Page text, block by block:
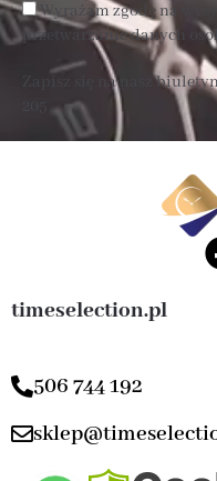
Wyrażam zgodę na
przetwarzanie danych
Zapisz się na nasz
timeselection.pl
506 744 192